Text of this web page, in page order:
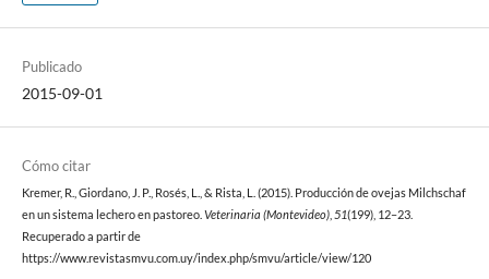
Publicado
2015-09-01
Cómo citar
Kremer, R., Giordano, J. P., Rosés, L., & Rista, L. (2015). Producción de ovejas Milchschaf
en un sistema lechero en pastoreo. Veterinaria (Montevideo), 51(199), 12–23.
Recuperado a partir de
https://www.revistasmvu.com.uy/index.php/smvu/article/view/120